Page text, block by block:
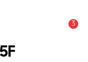
3